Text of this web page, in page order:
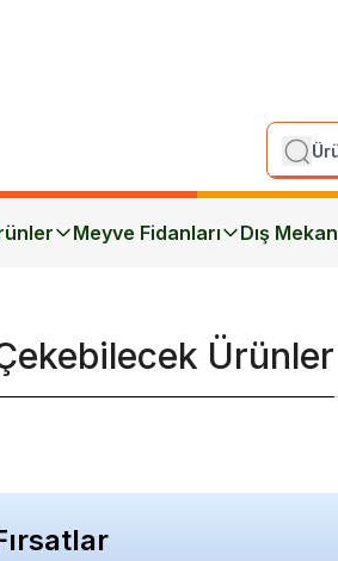
Meyve Fidanları Dış Mekan
Ürünler